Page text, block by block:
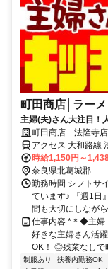
町田商店│ラー
主婦(夫)さん大注目！
～│残業なし│扶養内OK
町田商店 法隆寺店
アクセス 大和路線
時給1,150円～
奈良県北葛城郡
勤務時間 シフトサ
ています♪ 『週1日
間も大切にしなが
仕事内容 *＊◆主婦
好きな主婦さん活
OK！ ◎残業なしで
制服あり 扶養内勤務OK